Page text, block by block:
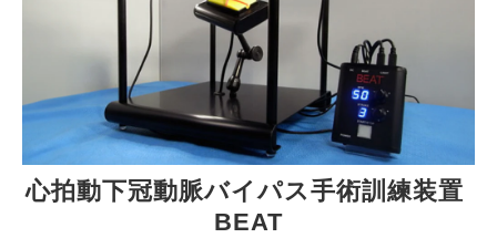
心拍動下冠動脈バイパス手術訓練装置
BEAT